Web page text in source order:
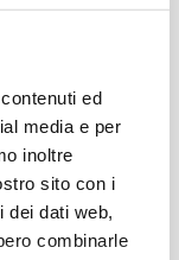
ed
media e per
inoltre
sito con i
dati web,
combinarle